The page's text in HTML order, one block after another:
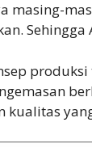
masing-
kualitas